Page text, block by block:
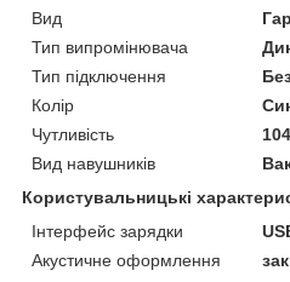
Вид
Тип випромінювача
Тип підключення
Колір
Чутливість
Вид навушників
Користувальницькі
Інтерфейс зарядки
Акустичне оформлення